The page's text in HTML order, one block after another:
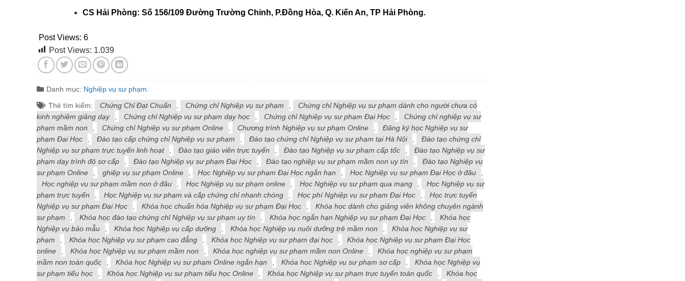
CS Hải Phòng: Số 156/109 Đường Trường Chinh, P.Đồng Hòa, Q. Kiến An, TP Hải Phòng.
Post Views: 6
Post Views: 1.039
Danh mục: Nghiệp vụ sư phạm.
Thẻ tìm kiếm:
Chứng Chỉ Đạt Chuẩn , Chứng chỉ Nghiệp vụ sư phạm ,
Chứng chỉ Nghiệp vụ sư phạm dành cho người chưa có
kinh nghiệm giảng dạy
, Chứng chỉ Nghiệp vụ sư phạm dạy học , Chứng chỉ Nghiệp vụ sư phạm Đại Học ,
Chứng chỉ nghiệp vụ sư
phạm mầm non
, Chứng chỉ Nghiệp vụ sư phạm Online , Chương trình Nghiệp vụ sư phạm Online ,
Đăng ký học Nghiệp vụ sư
phạm Đại Học
, Đào tạo cấp chứng chỉ Nghiệp vụ sư phạm , Đào tạo chứng chỉ Nghiệp vụ sư phạm tại Hà Nội ,
Đào tạo chứng chỉ
Nghiệp vụ sư phạm trực tuyến linh hoạt
, Đào tạo giáo viên trực tuyến , Đào tạo Nghiệp vụ sư phạm cấp tốc ,
Đào tạo Nghiệp vụ sư
phạm dạy trình độ sơ cấp
, Đào tạo Nghiệp vụ sư phạm Đại Học , Đào tạo nghiệp vụ sư phạm mầm non uy tín ,
Đào tạo Nghiệp vụ
sư phạm Online
, ghiệp vụ sư phạm Online , Học Nghiệp vụ sư phạm Đại Học ngắn hạn , Học Nghiệp vụ sư phạm Đại Học ở đâu
,
Học nghiệp vụ sư phạm mầm non ở đâu
, Học Nghiệp vụ sư phạm online , Học Nghiệp vụ sư phạm qua mạng ,
Học Nghiệp vụ sư
phạm trực tuyến
, Học Nghiệp vụ sư phạm và cấp chứng chỉ nhanh chóng , Học phí Nghiệp vụ sư phạm Đại Học ,
Học trực tuyến
Nghiệp vụ sư phạm Đại Học
, Khóa học chuẩn hóa Nghiệp vụ sư phạm Đại Học ,
Khóa học dành cho giảng viên không chuyên ngành
sư phạm
, Khóa học đào tạo chứng chỉ Nghiệp vụ sư phạm uy tín , Khóa học ngắn hạn Nghiệp vụ sư phạm Đại Học ,
Khóa học
Nghiệp vụ bảo mẫu
, Khóa học Nghiệp vụ cấp dưỡng , Khóa học Nghiệp vụ nuôi dưỡng trẻ mầm non ,
Khóa học Nghiệp vụ sư
phạm
, Khóa học Nghiệp vụ sư phạm cao đẳng , Khóa học Nghiệp vụ sư phạm đại học ,
Khóa học Nghiệp vụ sư phạm Đại Học
online
, Khóa học Nghiệp vụ sư phạm mầm non , Khóa học nghiệp vụ sư phạm mầm non Online ,
Khóa học nghiệp vụ sư phạm
mầm non toàn quốc
, Khóa học Nghiệp vụ sư phạm Online ngắn hạn , Khóa học Nghiệp vụ sư phạm sơ cấp ,
Khóa học Nghiệp vụ
sư phạm tiểu học
, Khóa học Nghiệp vụ sư phạm tiểu học Online , Khóa học Nghiệp vụ sư phạm trực tuyến toàn quốc ,
Khóa học